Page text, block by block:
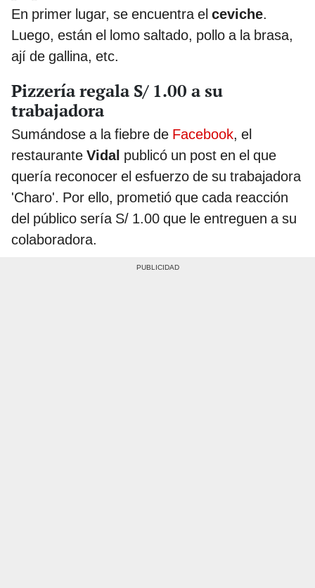
En primer lugar, se encuentra el ceviche.
Luego, están el lomo saltado, pollo a la brasa,
ají de gallina, etc.
Pizzería regala S/ 1.00 a su
trabajadora
Sumándose a la fiebre de Facebook, el
restaurante Vidal publicó un post en el que
quería reconocer el esfuerzo de su trabajadora
'Charo'. Por ello, prometió que cada reacción
del público sería S/ 1.00 que le entreguen a su
colaboradora.